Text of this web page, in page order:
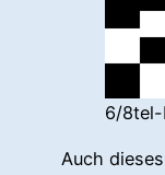
6/
Auch